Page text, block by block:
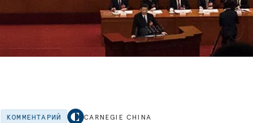
КОММЕНТАРИЙ CARNEGIE CHINA